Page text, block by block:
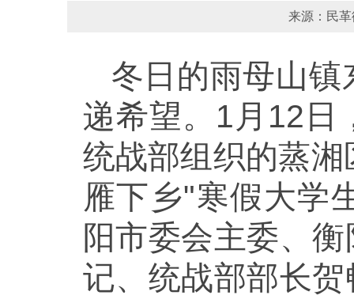
来源：民
冬日的雨母山
递希望。1月12日
统战部组织的蒸
雁下乡"寒假大学
阳市委会主委、
记、统战部部长